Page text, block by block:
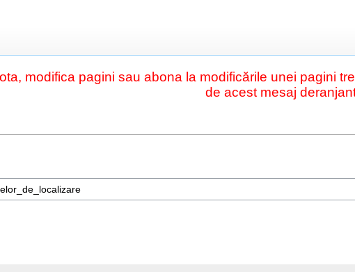
modifica pagini sau abona la modificările unei pagini
de acest mesaj